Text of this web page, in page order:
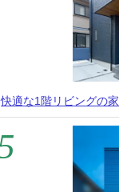
快適な1階リビングの家